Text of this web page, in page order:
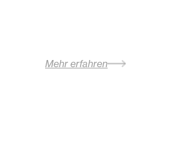
Mehr erfahren